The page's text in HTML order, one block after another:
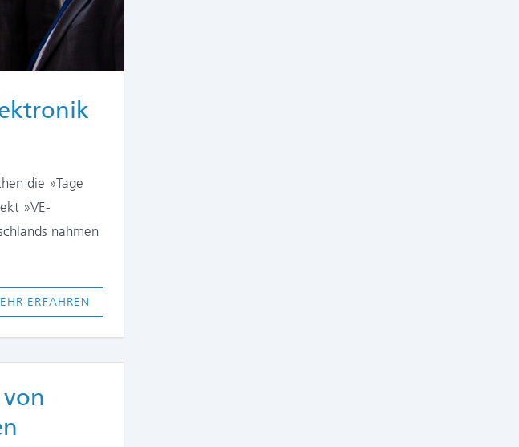
die »Tage
»VE-
nahmen
ERFAHREN